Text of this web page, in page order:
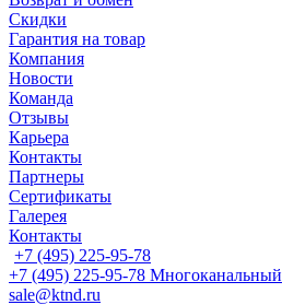
Скидки
Гарантия на товар
Компания
Новости
Команда
Отзывы
Карьера
Контакты
Партнеры
Сертификаты
Галерея
Контакты
+7 (495) 225-95-78
+7 (495) 225-95-78 Многоканальный
sale@ktnd.ru